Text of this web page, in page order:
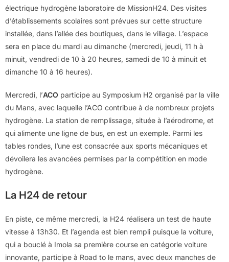
électrique hydrogène laboratoire de MissionH24. Des visites
d’établissements scolaires sont prévues sur cette structure
installée, dans l’allée des boutiques, dans le village. L’espace
sera en place du mardi au dimanche (mercredi, jeudi, 11 h à
minuit, vendredi de 10 à 20 heures, samedi de 10 à minuit et
dimanche 10 à 16 heures).
Mercredi, l’ACO participe au Symposium H2 organisé par la ville
du Mans, avec laquelle l’ACO contribue à de nombreux projets
hydrogène. La station de remplissage, située à l’aérodrome, et
qui alimente une ligne de bus, en est un exemple. Parmi les
tables rondes, l’une est consacrée aux sports mécaniques et
dévoilera les avancées permises par la compétition en mode
hydrogène.
La H24 de retour
En piste, ce même mercredi, la H24 réalisera un test de haute
vitesse à 13h30. Et l’agenda est bien rempli puisque la voiture,
qui a bouclé à Imola sa première course en catégorie voiture
innovante, participe à Road to le mans, avec deux manches de